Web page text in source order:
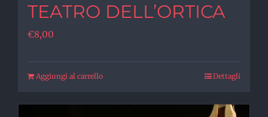
TEATRO DELL’ORTICA
€8,00
Aggiungi al carrello Dettagli